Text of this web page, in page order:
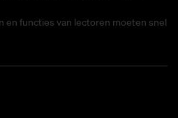
en functies van lectoren moeten snel